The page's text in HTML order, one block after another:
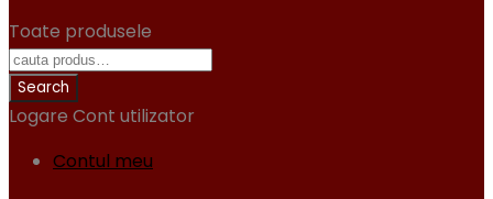
Toate produsele
Logare Cont utilizator
Contul meu